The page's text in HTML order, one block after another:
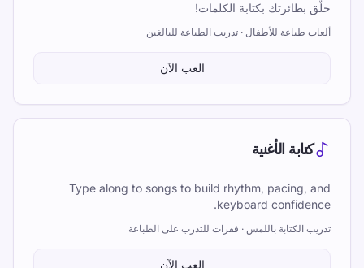
حلّق بطائرتك بكتابة الكلمات!
ألعاب طباعة للأطفال · تدريب الطباعة للبالغين
العب الآن
كتابة الأغنية
Type along to songs to build rhythm, pacing, and
keyboard confidence.
تدريب الكتابة باللمس · فقرات للتدرب على الطباعة
العب الآن